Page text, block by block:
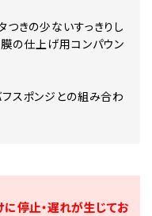
つきの少ないすっきりし
の仕上げ用コンパウン
スポンジとの組み合わ
停止・遅れが生じてお